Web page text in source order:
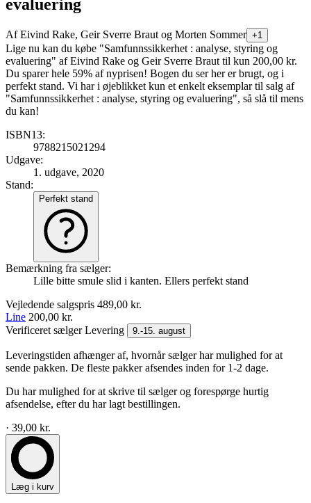
evaluering
AfEivind Rake, Geir Sverre Braut og Morten Sommer +1
Lige nu kan du købe "Samfunnssikkerhet : analyse, styring og
evaluering" af Eivind Rake og Geir Sverre Braut til kun 200,00 kr.
Du sparer hele 59% af nyprisen! Bogen du ser her er brugt, og i
perfekt stand. Vi har i øjeblikket kun et enkelt eksemplar til salg af
"Samfunnssikkerhet : analyse, styring og evaluering", så slå til mens
du kan!
ISBN13:
9788215021294
Udgave:
1. udgave, 2020
Stand:
Perfekt stand
Bemærkning fra sælger:
Lille bitte smule slid i kanten. Ellers perfekt stand
Vejledende salgspris 489,00 kr.
Line 200,00 kr.
Verificeret sælgerLevering 9.-15. august
Leveringstiden afhænger af, hvornår sælger har mulighed for at
sende pakken. De fleste pakker afsendes inden for 1-2 dage.
Du har mulighed for at skrive til sælger og forespørge hurtig
afsendelse, efter du har lagt bestillingen.
· 39,00 kr.
Læg i kurv